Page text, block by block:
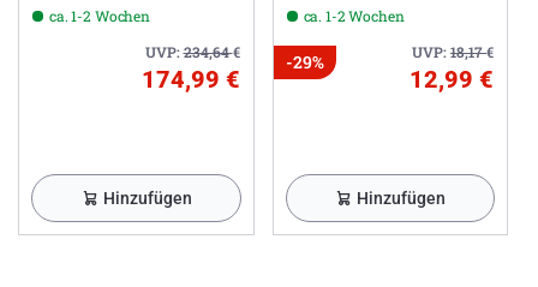
ca. 1-2 Wochen
UVP:234,64€
174,99 €
Hinzufügen
ca. 1-2 Wochen
UVP:18,17€
-29%
12,99 €
Hinzufügen